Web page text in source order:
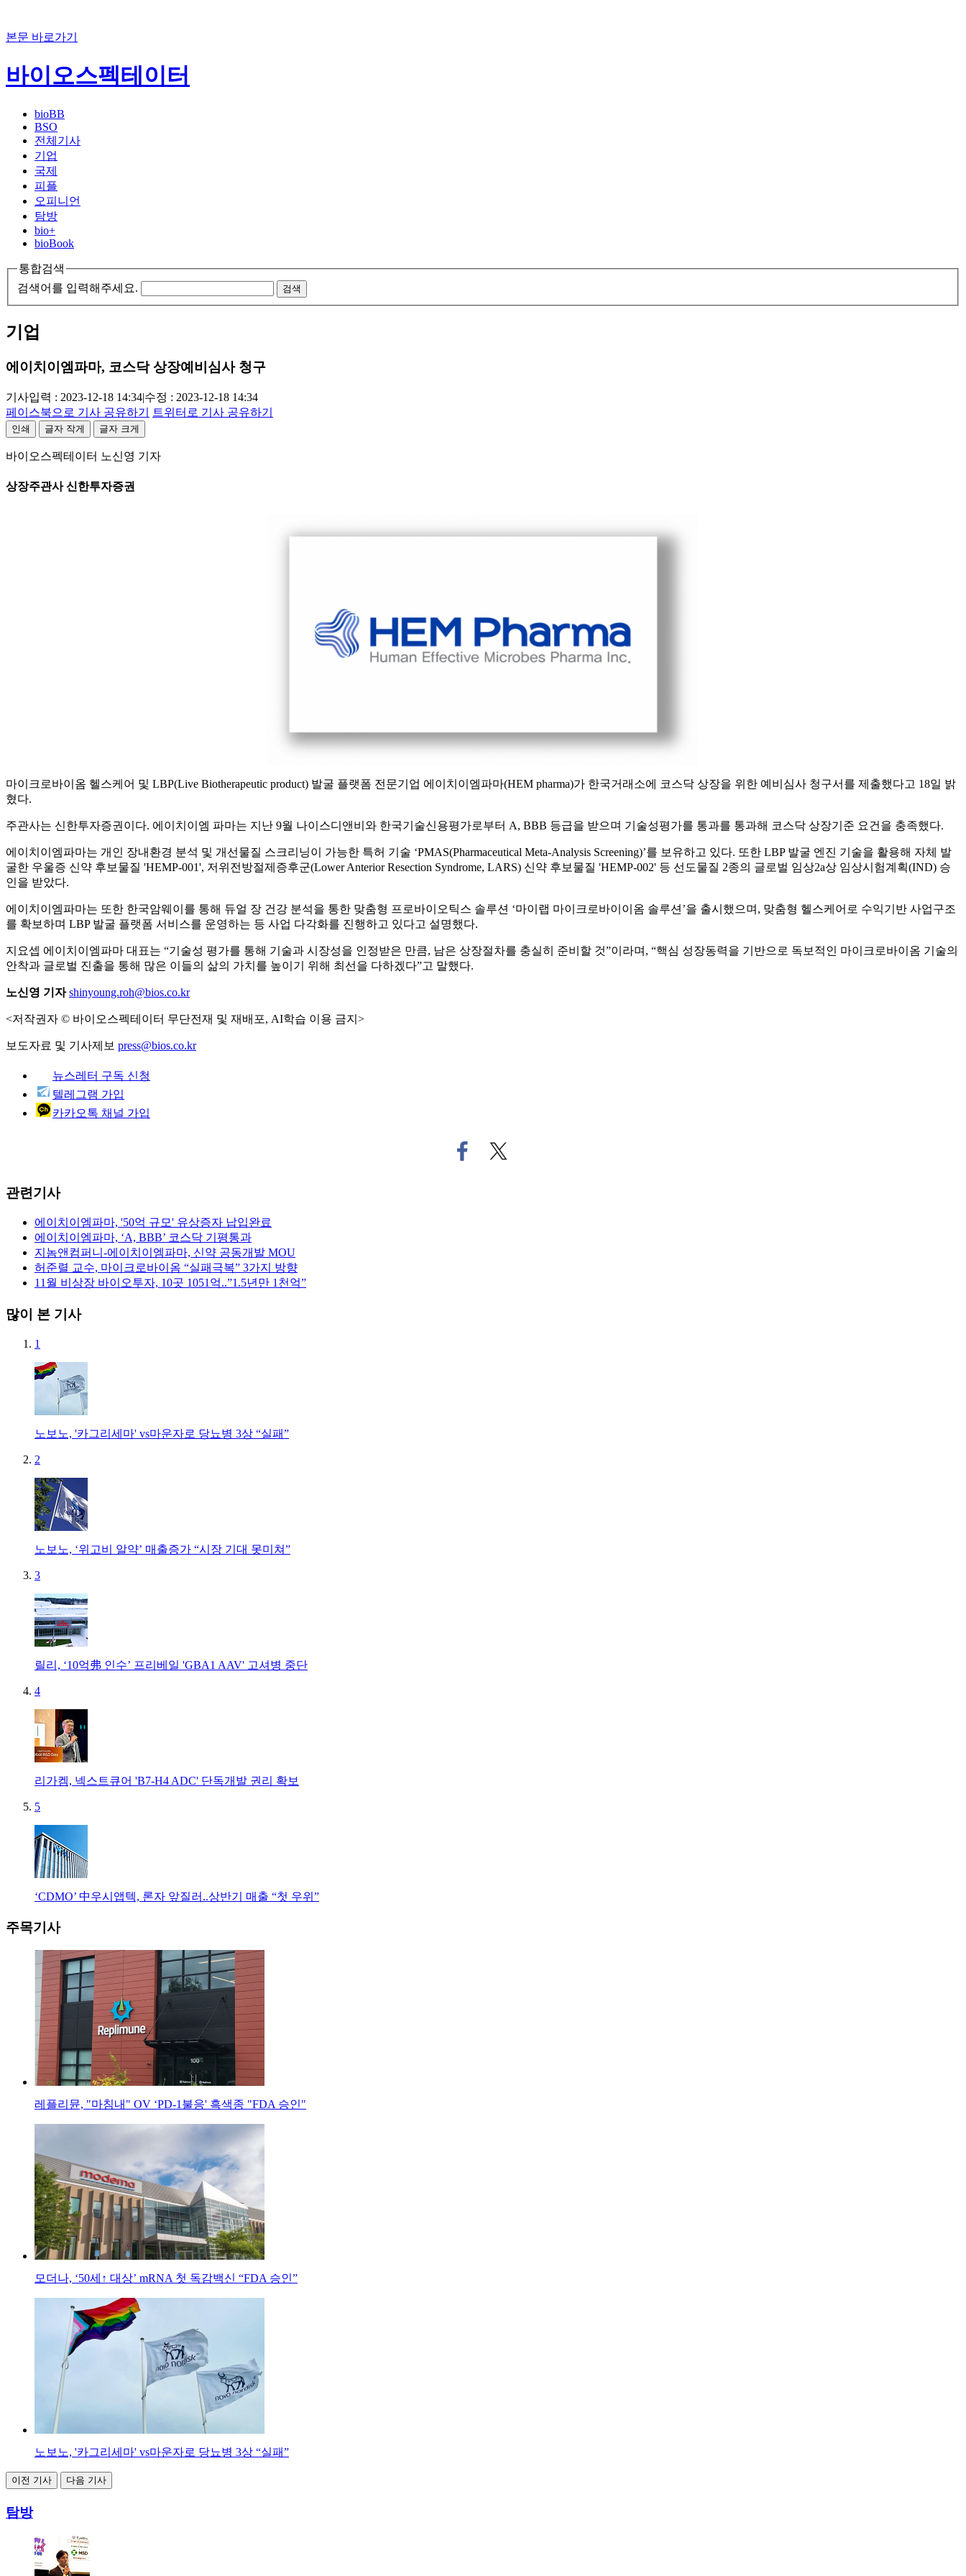
본문 바로가기
바이오스펙테이터
bioBB
BSO
전체기사
기업
국제
피플
오피니언
탐방
bio+
bioBook
통합검색
검색어를 입력해주세요.
검색
기업
에이치이엠파마, 코스닥 상장예비심사 청구
기사입력 : 2023-12-18 14:34|수정 : 2023-12-18 14:34
페이스북으로 기사 공유하기
트위터로 기사 공유하기
인쇄 글자 작게 글자 크게
바이오스펙테이터 노신영 기자
상장주관사 신한투자증권
마이크로바이옴 헬스케어 및 LBP(Live Biotherapeutic product) 발굴 플랫폼 전문기업 에이치이엠파마(HEM pharma)가 한국거래소에 코스닥 상장을 위한 예비심사 청구서를 제출했다고 18일 밝
혔다.
주관사는 신한투자증권이다. 에이치이엠 파마는 지난 9월 나이스디앤비와 한국기술신용평가로부터 A, BBB 등급을 받으며 기술성평가를 통과를 통과해 코스닥 상장기준 요건을 충족했다.
에이치이엠파마는 개인 장내환경 분석 및 개선물질 스크리닝이 가능한 특허 기술 ‘PMAS(Pharmaceutical Meta-Analysis Screening)’를 보유하고 있다. 또한 LBP 발굴 엔진 기술을 활용해 자체 발
굴한 우울증 신약 후보물질 'HEMP-001', 저위전방절제증후군(Lower Anterior Resection Syndrome, LARS) 신약 후보물질 'HEMP-002' 등 선도물질 2종의 글로벌 임상2a상 임상시험계획(IND) 승
인을 받았다.
에이치이엠파마는 또한 한국암웨이를 통해 듀얼 장 건강 분석을 통한 맞춤형 프로바이오틱스 솔루션 ‘마이랩 마이크로바이이옴 솔루션’을 출시했으며, 맞춤형 헬스케어로 수익기반 사업구조
를 확보하며 LBP 발굴 플랫폼 서비스를 운영하는 등 사업 다각화를 진행하고 있다고 설명했다.
지요셉 에이치이엠파마 대표는 “기술성 평가를 통해 기술과 시장성을 인정받은 만큼, 남은 상장절차를 충실히 준비할 것”이라며, “핵심 성장동력을 기반으로 독보적인 마이크로바이옴 기술의
안착과 글로벌 진출을 통해 많은 이들의 삶의 가치를 높이기 위해 최선을 다하겠다”고 말했다.
노신영 기자 shinyoung.roh@bios.co.kr
<저작권자 © 바이오스펙테이터 무단전재 및 재배포, AI학습 이용 금지>
보도자료 및 기사제보 press@bios.co.kr
뉴스레터 구독 신청
텔레그램 가입
카카오톡 채널 가입
페
이
트
위
관련기사
에이치이엠파마, '50억 규모' 유상증자 납입완료
에이치이엠파마, ‘A, BBB’ 코스닥 기평통과
지놈앤컴퍼니-에이치이엠파마, 신약 공동개발 MOU
허준렬 교수, 마이크로바이옴 “실패극복” 3가지 방향
11월 비상장 바이오투자, 10곳 1051억..”1.5년만 1천억”
많이 본 기사
1
노보노, '카그리세마' vs마운자로 당뇨병 3상 “실패”
2
노보노, ‘위고비 알약’ 매출증가 “시장 기대 못미쳐”
3
릴리, ‘10억弗 인수’ 프리베일 'GBA1 AAV' 고셔병 중단
4
리가켐, 넥스트큐어 'B7-H4 ADC' 단독개발 권리 확보
5
‘CDMO’ 中우시앱텍, 론자 앞질러..상반기 매출 “첫 우위”
주목기사
레플리뮨, "마침내" OV ‘PD-1불응' 흑색종 "FDA 승인"
모더나, ‘50세↑ 대상’ mRNA 첫 독감백신 “FDA 승인”
노보노, '카그리세마' vs마운자로 당뇨병 3상 “실패”
이전 기사 다음 기사
탐방